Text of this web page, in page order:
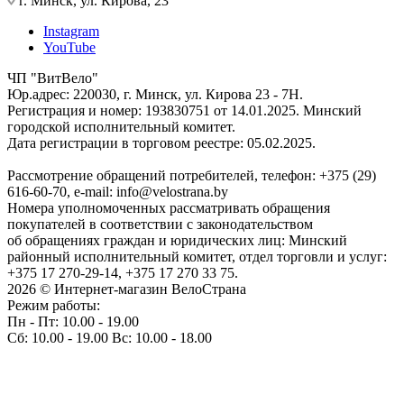
Instagram
YouTube
ЧП "ВитВело"
Юр.адрес: 220030, г. Минск, ул. Кирова 23 - 7Н.
Регистрация и номер: 193830751 от 14.01.2025. Минский
городской исполнительный комитет.
Дата регистрации в торговом реестре: 05.02.2025.
Рассмотрение обращений потребителей, телефон: +375 (29)
616-60-70, e-mail: info@velostrana.by
Номера уполномоченных рассматривать обращения
покупателей в соответствии с законодательством
об обращениях граждан и юридических лиц: Минский
районный исполнительный комитет, отдел торговли и услуг:
+375 17 270-29-14, +375 17 270 33 75.
2026 © Интернет-магазин ВелоСтрана
Режим работы:
Пн - Пт: 10.00 - 19.00
Сб: 10.00 - 19.00 Вс: 10.00 - 18.00